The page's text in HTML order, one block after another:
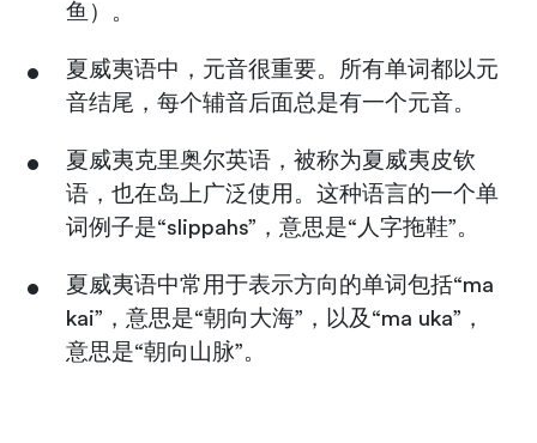
鱼）。
夏威夷语中，元音很重要。所有单词都以元
音结尾，每个辅音后面总是有一个元音。
夏威夷克里奥尔英语，被称为夏威夷皮钦
语，也在岛上广泛使用。这种语言的一个单
词例子是“slippahs”，意思是“人字拖鞋”。
夏威夷语中常用于表示方向的单词包括“ma
kai”，意思是“朝向大海”，以及“ma uka”，
意思是“朝向山脉”。